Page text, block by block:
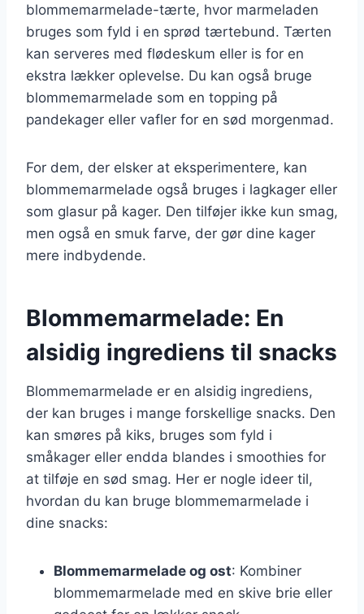
blommemarmelade-tærte, hvor marmeladen
bruges som fyld i en sprød tærtebund. Tærten
kan serveres med flødeskum eller is for en
ekstra lækker oplevelse. Du kan også bruge
blommemarmelade som en topping på
pandekager eller vafler for en sød morgenmad.
For dem, der elsker at eksperimentere, kan
blommemarmelade også bruges i lagkager eller
som glasur på kager. Den tilføjer ikke kun smag,
men også en smuk farve, der gør dine kager
mere indbydende.
Blommemarmelade: En
alsidig ingrediens til snacks
Blommemarmelade er en alsidig ingrediens,
der kan bruges i mange forskellige snacks. Den
kan smøres på kiks, bruges som fyld i
småkager eller endda blandes i smoothies for
at tilføje en sød smag. Her er nogle ideer til,
hvordan du kan bruge blommemarmelade i
dine snacks:
Blommemarmelade og ost: Kombiner
blommemarmelade med en skive brie eller